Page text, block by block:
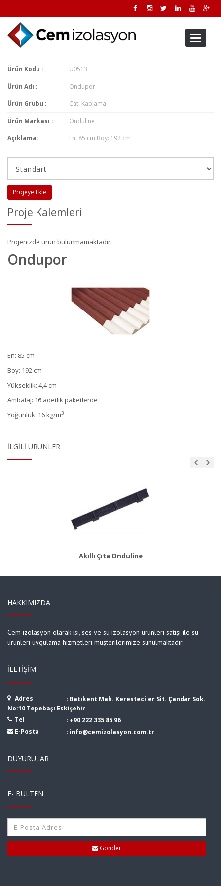
Toggle
Ürün Kodu : U0513
Ürün Adı : Ondupor
Ürün Grubu : Çatı Kaplama
Ürün Markası : Onduline
Açıklama: En: 85 cm Boy: 192 cm
Projeye Ekle
Proje Kalemleri
Projenizde ürün bulunmamaktadır.
Ondupor
En: 85 cm
Boy: 192 cm
Yükseklik: 4,4 cm
Ambalaj: 16 adetlik paketlerde
Yoğunluk: 16 kg/m3
İLGILI ÜRÜNLER
Akıllı Çıta Onduline
AKS 8
Ürün Detayı
HAKKIMIZDA
Cem izolasyon olarak ısı, ses ve su izolasyon ürünleri satışı ile su
ürünleri uygulama hizmetleri müşterilerimize sunulmaktadır.
İLETIŞIM
Adres : Batıkent Mah. Keresteciler Sit. Çandar Sok.
No:10 Tepebaşı Eskişehir
Tel
: +90 222 335 85 96
E-Posta
: info@cemizolasyon.com.tr
DUYURULAR
E- BÜLTEN
Gönder